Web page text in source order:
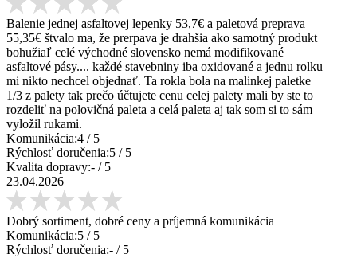
Balenie jednej asfaltovej lepenky 53,7€ a paletová preprava
55,35€ štvalo ma, že prerpava je drahšia ako samotný produkt
bohužiaľ celé východné slovensko nemá modifikované
asfaltové pásy.... každé stavebniny iba oxidované a jednu rolku
mi nikto nechcel objednať. Ta rokla bola na malinkej paletke
1/3 z palety tak prečo účtujete cenu celej palety mali by ste to
rozdeliť na polovičná paleta a celá paleta aj tak som si to sám
vyložil rukami.
Komunikácia:4 / 5
Rýchlosť doručenia:5 / 5
Kvalita dopravy:- / 5
23.04.2026
Dobrý sortiment, dobré ceny a príjemná komunikácia
Komunikácia:5 / 5
Rýchlosť doručenia:- / 5